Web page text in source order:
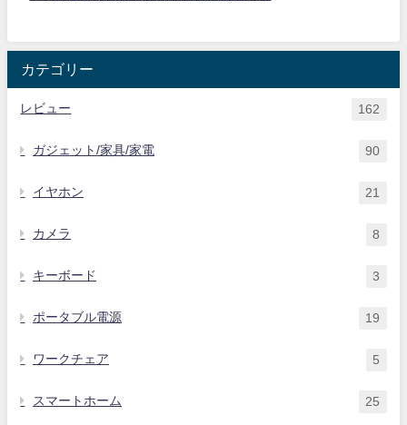
カテゴリー
レビュー 162
ガジェット/家具/家電 90
イヤホン 21
カメラ 8
キーボード 3
ポータブル電源 19
ワークチェア 5
スマートホーム 25